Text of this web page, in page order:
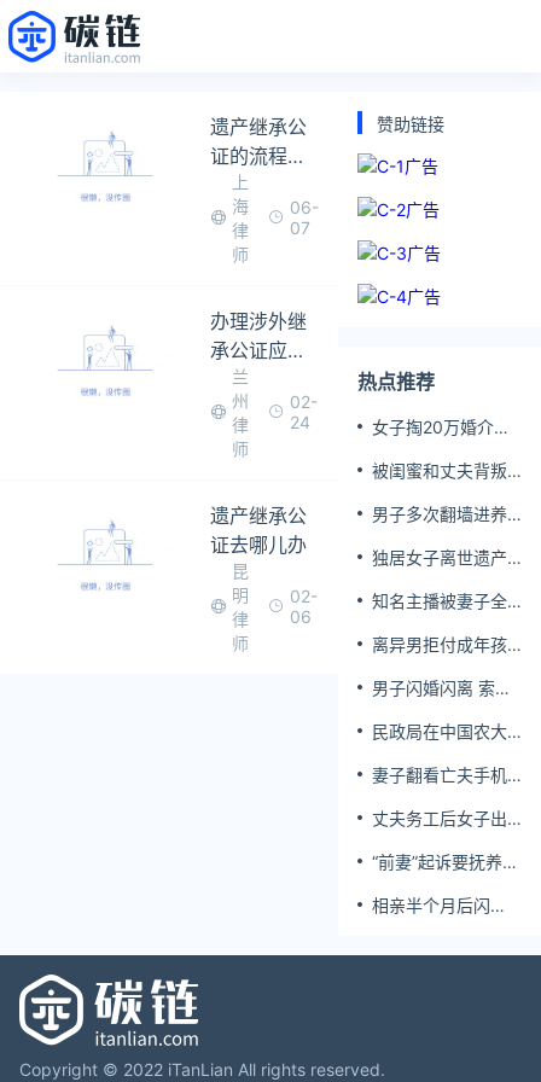
遗产继承公
证的流程是
怎样的
上
海
律
师
06-
07
办理涉外继
承公证应注
意的问题有
哪些
兰
州
律
师
02-
24
遗产继承公
证去哪儿办
昆
明
律
师
02-
06
赞助链接
热点推荐
女子掏20万婚介费
被闺蜜和丈夫背叛
男子多次翻墙进养
独居女子离世遗产
知名主播被妻子全
后反被对簿公堂
离异男拒付成年孩
男子闪婚闪离 索还
民政局在中国农大
妻子翻看亡夫手机
婚外情，双方互相
丈夫务工后女子出
“前妻”起诉要抚养
非他亲生！男子起
相亲半个月后闪
且持续服药，男子
Copyright © 2022 iTanLian All rights reserved.